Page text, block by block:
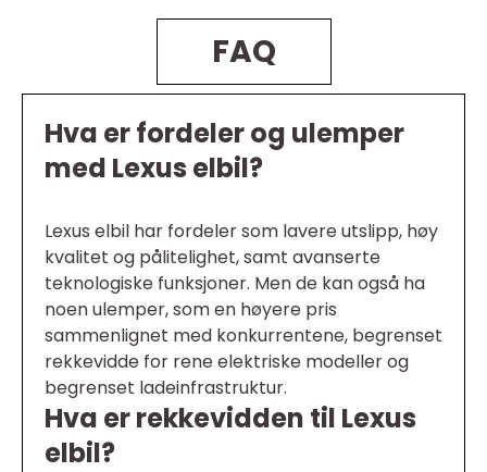
FAQ
Hva er fordeler og ulemper
med Lexus elbil?
Lexus elbil har fordeler som lavere utslipp, høy
kvalitet og pålitelighet, samt avanserte
teknologiske funksjoner. Men de kan også ha
noen ulemper, som en høyere pris
sammenlignet med konkurrentene, begrenset
rekkevidde for rene elektriske modeller og
begrenset ladeinfrastruktur.
Hva er rekkevidden til Lexus
elbil?